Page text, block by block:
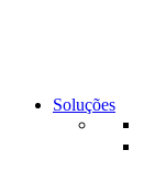
Soluções